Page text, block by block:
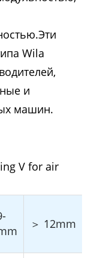
Wila
и
машин.
V for air
＞ 12mm